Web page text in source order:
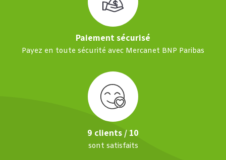
Paiement sécurisé
Payez en toute sécurité avec Mercanet BNP Paribas
9 clients / 10
sont satisfaits